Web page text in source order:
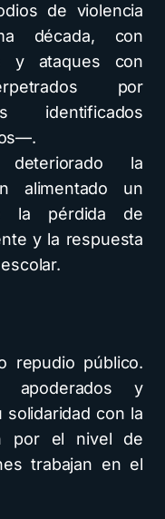
de violencia
década, con
y ataques con
por
identificados
la
alimentado un
la pérdida de
y la respuesta
repudio público.
apoderados y
con la
por el nivel de
trabajan en el